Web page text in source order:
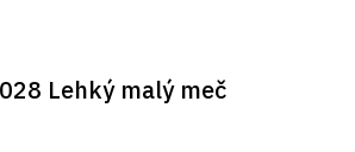
Lehký malý meč